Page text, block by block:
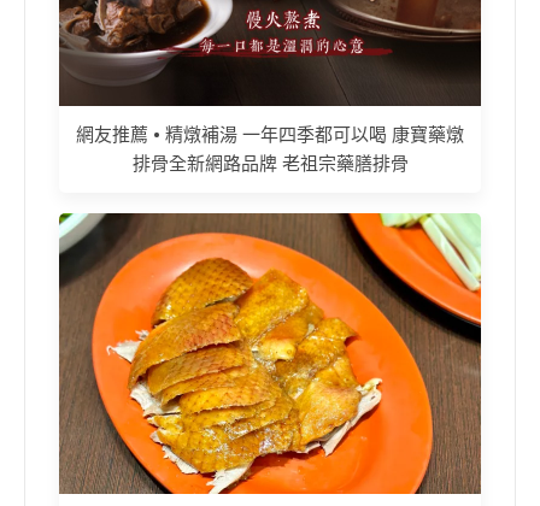
網友推薦 • 精燉補湯 一年四季都可以喝 康寶藥燉
排骨全新網路品牌 老祖宗藥膳排骨